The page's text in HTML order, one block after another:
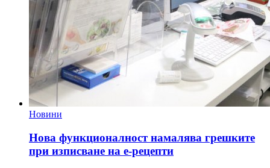
Новини
Нова функционалност намалява грешките
при изписване на е-рецепти